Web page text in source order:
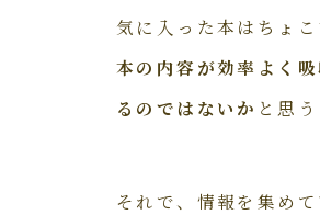
気に入った本はちょ
本の内容が効率よく
るのではないか と思
それで、情報を集め